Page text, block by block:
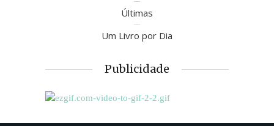
Últimas
Um Livro por Dia
Publicidade